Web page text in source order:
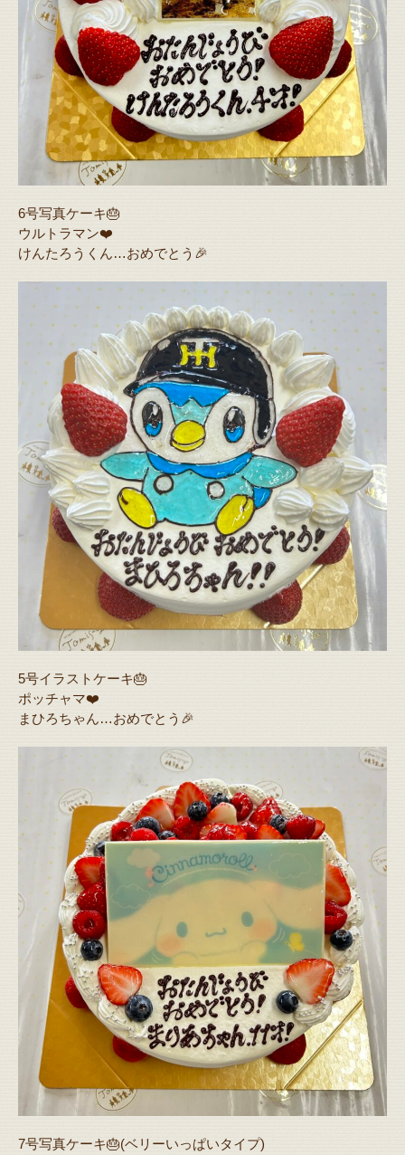
6号写真ケーキ🎂
ウルトラマン❤️
けんたろうくん…おめでとう🎉
5号イラストケーキ🎂
ポッチャマ❤️
まひろちゃん…おめでとう🎉
7号写真ケーキ🎂(ベリーいっぱいタイプ)